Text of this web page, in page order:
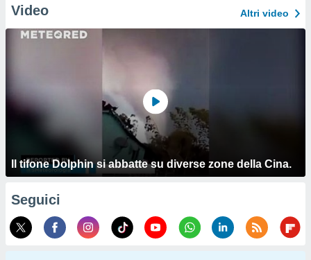
Video Altri video
Il tifone Dolphin si abbatte su diverse zone della Cina.
Seguici